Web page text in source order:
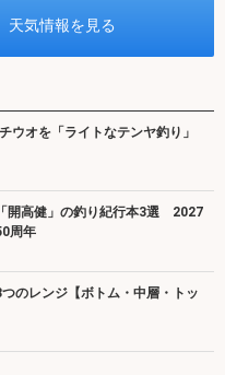
ウオを「ライトなテンヤ釣り」
開高健」の釣り紀行本3選 2027
周年
のレンジ【ボトム・中層・トッ